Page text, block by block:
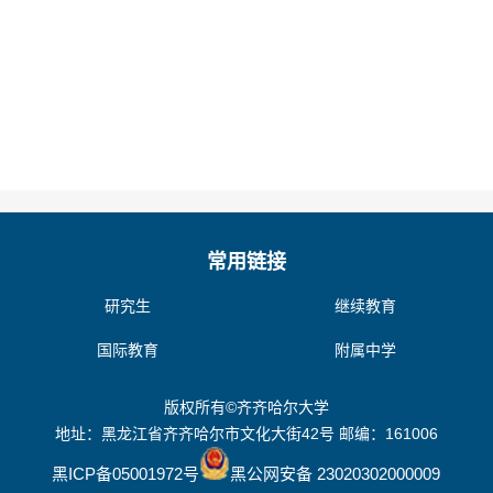
常用链接
研究生 继续教育
国际教育 附属中学
版权所有©齐齐哈尔大学
地址：黑龙江省齐齐哈尔市文化大街42号 邮编：161006
黑ICP备05001972号 黑公网安备 23020302000009